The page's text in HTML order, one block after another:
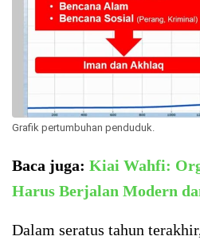
Grafik pertumbuhan penduduk.
Baca juga: Kiai Wahfi:
Harus Berjalan Modern
Dalam seratus tahun